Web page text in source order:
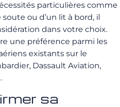
particulières comme
ou d’un lit à bord, il
dans votre choix.
une préférence parmi les
existants sur le
Dassault Aviation,
sa